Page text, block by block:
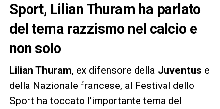
Sport, Lilian Thuram ha parlato
del tema razzismo nel calcio e
non solo
Lilian Thuram, ex difensore della Juventus e
della Nazionale francese, al Festival dello
Sport ha toccato l’importante tema del